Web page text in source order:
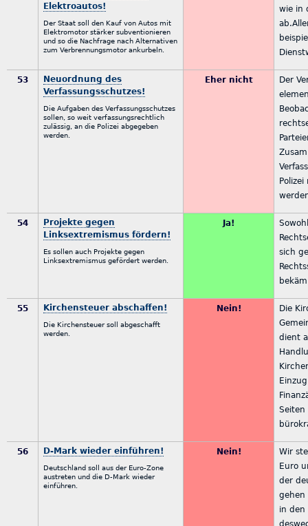
Elektroautos!
Der Staat soll den Kauf von Autos mit
Elektromotor stärker subventionieren
und so die Nachfrage nach Alternativen
zum Verbrennungsmotor ankurbeln.
wie in
53
Neuordnung des
Verfassungsschutzes!
Die Aufgaben des Verfassungsschutzes
sollen, so weit verfassungsrechtlich
zulässig, an die Polizei abgegeben
werden.
Eher nicht
Der
54
Projekte gegen
Linksextremismus fördern!
Es sollen auch Projekte gegen
Linksextremismus gefördert werden.
Ja!
sich
55 Kirchensteuer abschaffen!
Die Kirchensteuer soll abgeschafft
werden.
Nein!
Die
dient
Seiten
56 D-Mark wieder einführen!
Deutschland soll aus der Euro-Zone
austreten und die D-Mark wieder
einführen.
Nein!
Wir
Euro
der
gehen
in den